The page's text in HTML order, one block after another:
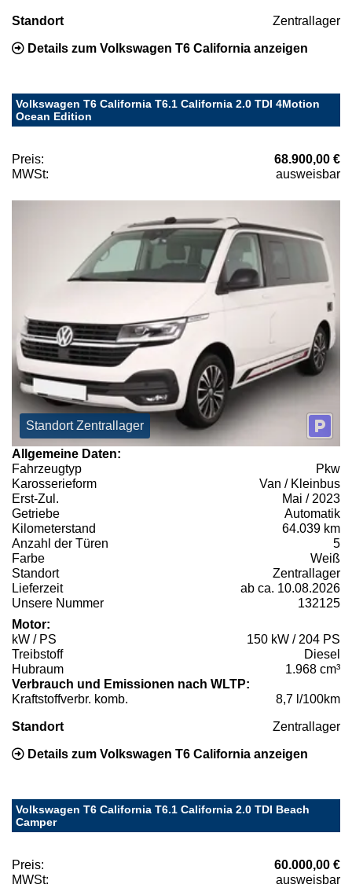
Standort Zentrallager
Details zum Volkswagen T6 California anzeigen
Volkswagen T6 California T6.1 California 2.0 TDI 4Motion
Ocean Edition
Preis:
68.900,00 €
MWSt:
ausweisbar
Standort Zentrallager
Allgemeine Daten:
Fahrzeugtyp
Pkw
Karosserieform
Van / Kleinbus
Erst-Zul.
Mai / 2023
Getriebe
Automatik
Kilometerstand
64.039 km
Anzahl der Türen
5
Farbe
Weiß
Standort
Zentrallager
Lieferzeit
ab ca. 10.08.2026
Unsere Nummer
132125
Motor:
kW / PS
150 kW / 204 PS
Treibstoff
Diesel
Hubraum
1.968 cm³
Verbrauch und Emissionen nach WLTP:
Kraftstoffverbr. komb.
8,7 l/100km
Standort Zentrallager
Details zum Volkswagen T6 California anzeigen
Volkswagen T6 California T6.1 California 2.0 TDI Beach
Camper
Preis:
60.000,00 €
MWSt:
ausweisbar